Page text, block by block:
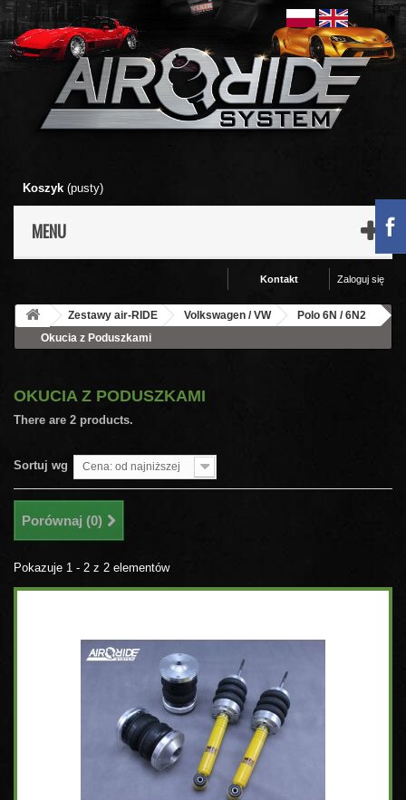
Koszyk (pusty)
MENU
Zaloguj się
Kontakt
Zestawy air-RIDE Volkswagen / VW
Polo 6N / 6N2
Okucia z Poduszkami
OKUCIA Z PODUSZKAMI
There are 2 products.
Sortuj wg Cena: od najniższej
Porównaj (0)
Pokazuje 1 - 2 z 2 elementów